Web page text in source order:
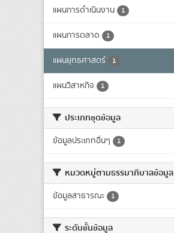
แผนการดำเนินงาน 1
แผนการตลาด 1
แผนยุทธศาสตร์ 1
แผนวิสาหกิจ 1
ประเภทชุดข้อมูล
ข้อมูลประเภทอื่นๆ 1
หมวดหมู่ตามธรรมาภิบาลข้อมูล
ข้อมูลสาธารณะ 1
ระดับชั้นข้อมูล